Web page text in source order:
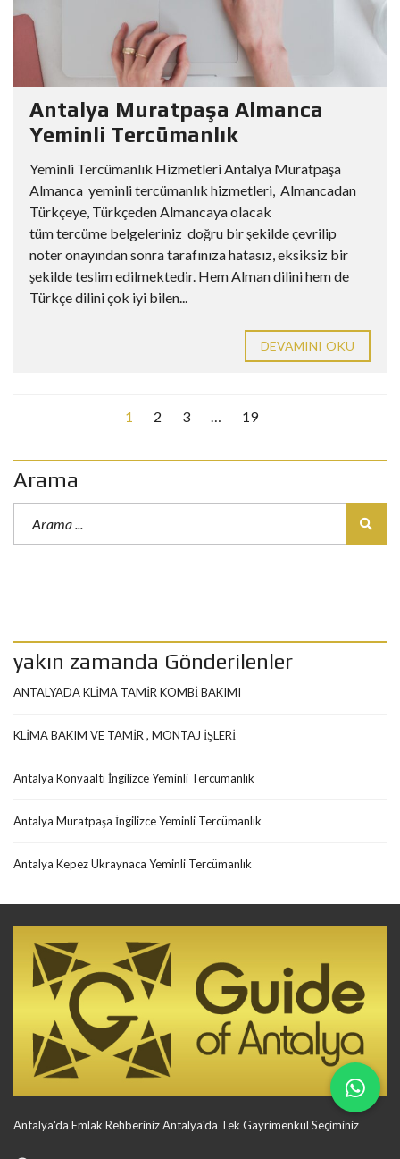
Antalya Muratpaşa Almanca
Yeminli Tercümanlık
Yeminli Tercümanlık Hizmetleri Antalya Muratpaşa
Almanca yeminli tercümanlık hizmetleri, Almancadan
Türkçeye, Türkçeden Almancaya olacak
tüm tercüme belgeleriniz doğru bir şekilde çevrilip
noter onayından sonra tarafınıza hatasız, eksiksiz bir
şekilde teslim edilmektedir. Hem Alman dilini hem de
Türkçe dilini çok iyi bilen...
DEVAMINI OKU
1 2 3 19
Arama
yakın zamanda Gönderilenler
ANTALYADA KLİMA TAMİR KOMBİ BAKIMI
KLİMA BAKIM VE TAMİR , MONTAJ İŞLERİ
Antalya Konyaaltı İngilizce Yeminli Tercümanlık
Antalya Muratpaşa İngilizce Yeminli Tercümanlık
Antalya Kepez Ukraynaca Yeminli Tercümanlık
Antalya'da Emlak Rehberiniz Antalya'da Tek Gayrimenkul Seçiminiz